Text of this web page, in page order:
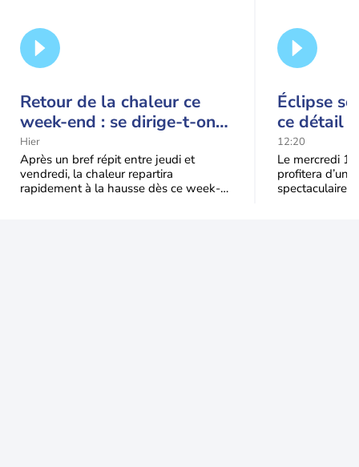
Retour de la chaleur ce
week-end : se dirige-t-on
vers une cinquième vague
de chaleur en France ?
Hier
Après un bref répit entre jeudi et
vendredi, la chaleur repartira
rapidement à la hausse dès ce week-
Éclipse
ce détail
spectacle
12:20
Le mercredi
profitera
spectaculaire,